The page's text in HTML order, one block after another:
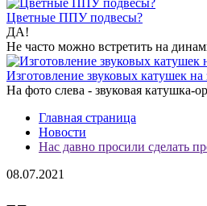
Цветные ППУ подвесы?
ДА!
Не часто можно встретить на
Изготовление звуковых катушек на
На фото слева - звуковая катушка-
Главная страница
Новости
Нас давно просили сделать
08.07.2021